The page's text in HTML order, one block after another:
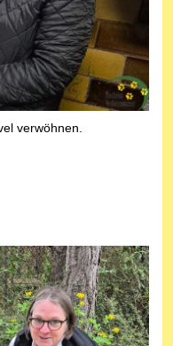
verwöhnen.